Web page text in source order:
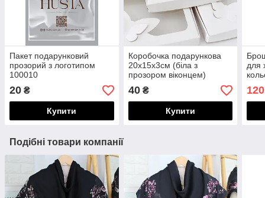
Пакет подарунковий
прозорий з логотипом
100010
20 ₴
Купити
Коробочка подарункова
20х15х3см (біла з
прозором віконцем)
100005
40₴
Купити
для
120
Подібні товари компанії